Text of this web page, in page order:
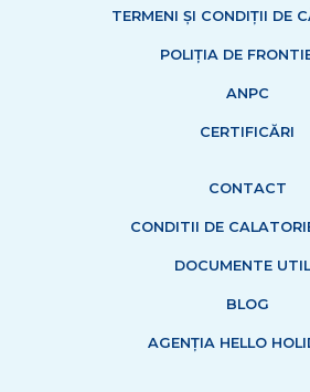
TERMENI ȘI CONDIȚII DE
POLIȚIA DE
ANPC
CERTIFICĂRI
CONTACT
CONDITII DE
DOCUMENTE
BLOG
AGENȚIA HELLO